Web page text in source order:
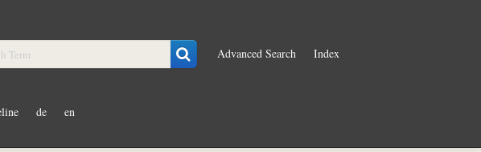
Advanced Search Index
de en